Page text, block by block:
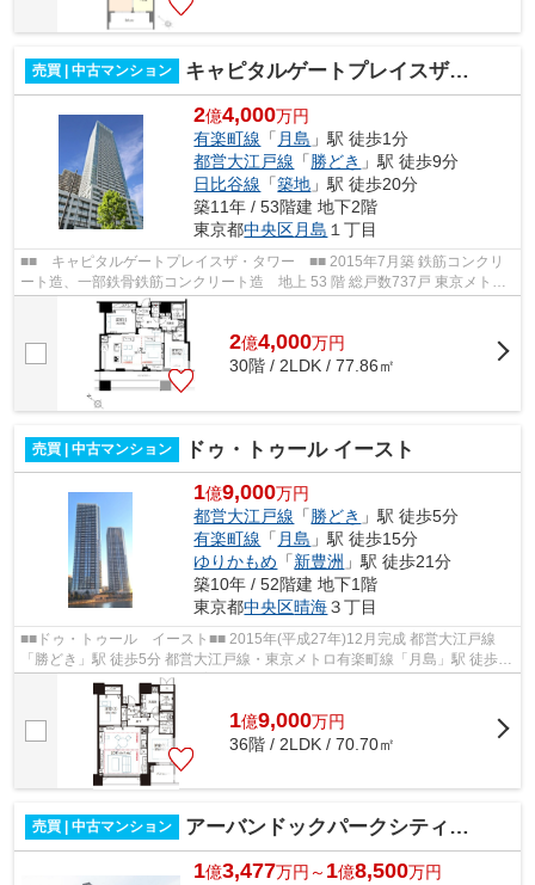
売買 | 中古マンション キャピタルゲートプレイスザタワー
2億4,000万円
有楽町線 「 月島 」駅 徒歩1分
都営大江戸線 「 勝どき 」駅 徒歩9分
日比谷線 「築地 」駅 徒歩20分
築11年 / 53階建 地下2階
東京都中央区月島 １丁目
■■ キャピタルゲートプレイスザ・タワー ■■ 2015年7月築 鉄筋コンクリ
ート造、一部鉄骨鉄筋コンクリート造 地上 53 階 総戸数737戸 東京メトロ
有楽町線「月島」駅徒歩1分 都営大...
2億4,000万円
30階 / 2LDK / 77.86㎡
売買 | 中古マンション ドゥ・トゥール イースト
1億9,000万円
都営大江戸線 「勝どき 」駅 徒歩5分
有楽町線 「 月島 」駅 徒歩15分
ゆりかもめ 「新豊洲 」駅 徒歩21分
築10年 / 52階建 地下1階
東京都中央区晴海３丁目
■■ドゥ・トゥール イースト■■ 2015年(平成27年)12月完成 都営大江戸線
「勝どき」駅 徒歩5分 都営大江戸線・東京メトロ有楽町線「月島」駅 徒歩15
分 充実の共用施設 ペット飼育可 ...
1億9,000万円
36階 / 2LDK / 70.70㎡
売買 | 中古マンション アーバンドックパークシティ豊洲タワーA
1億3,477万円～ 1億8,500万円